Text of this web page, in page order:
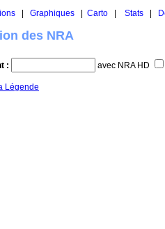
Graphiques Carto Stats
des NRA
: avec NRA HD
Légende